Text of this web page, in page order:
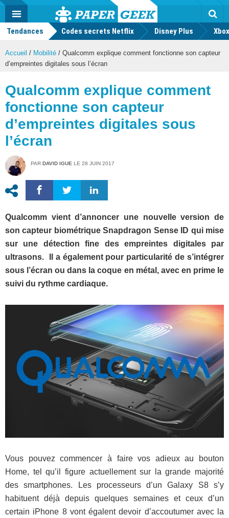
Actu
geek
MENU
Tendances Codes secrets Netflix Disney Plus
Accueil / Mobilité / Qualcomm explique comment fonctionne son capteur
d’empreintes digitales sous l’écran
Qualcomm explique comment
fonctionne son capteur
d’empreintes digitales sous
l’écran
PAR DAVID IGUE LE 28 JUIN 2017
Qualcomm vient d’annoncer une nouvelle version de
son capteur biométrique Snapdragon Sense ID qui mise
sur une détection fine des empreintes digitales par
ultrasons. Il a également pour particularité de s’intégrer
sous l’écran ou dans la coque en métal, avec en prime le
suivi du rythme cardiaque.
Vous pouvez commencer à faire vos adieux au bouton
Home, tel qu’il figure actuellement sur la grande majorité
des smartphones. Les processeurs d’un Galaxy S8 s’y
habituent déjà depuis quelques semaines et ceux d’un
certain iPhone 8 vont égalent devoir d’accoutumer avec la
Mode
FacebookTwitter Youtube